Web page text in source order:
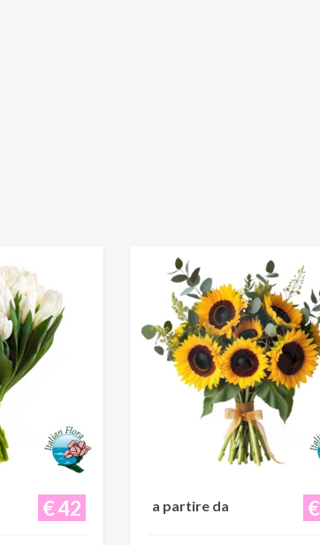
€ 42 a partire da